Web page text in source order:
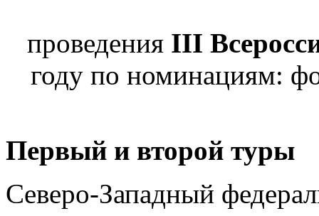
проведения III
году по номинациям:
Первый и второй туры
Северо-Западный